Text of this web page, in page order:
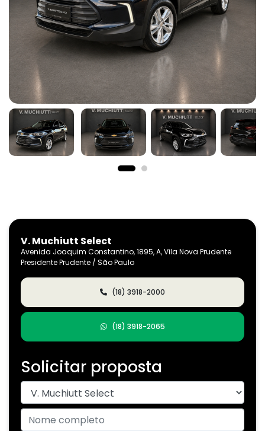
V. Muchiutt Select
Avenida Joaquim Constantino, 1895, A, Vila Nova Prudente
Presidente Prudente / São Paulo
(18) 3918-2000
(18) 3918-2065
Solicitar proposta